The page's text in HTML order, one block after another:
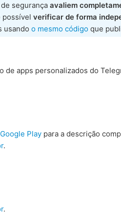
segurança avaliem
possível verificar de forma
usando o mesmo código que
de apps personalizados do
Play para a descrição
.
.